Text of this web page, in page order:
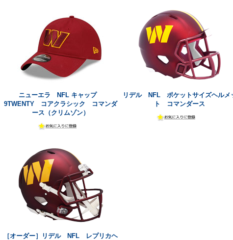
ニューエラ NFL キャップ
9TWENTY コアクラシック コマンダ
ース（クリムゾン）
リデル NFL ポケットサイズヘルメ
ト コマンダース
［オーダー］リデル NFL レプリカヘ